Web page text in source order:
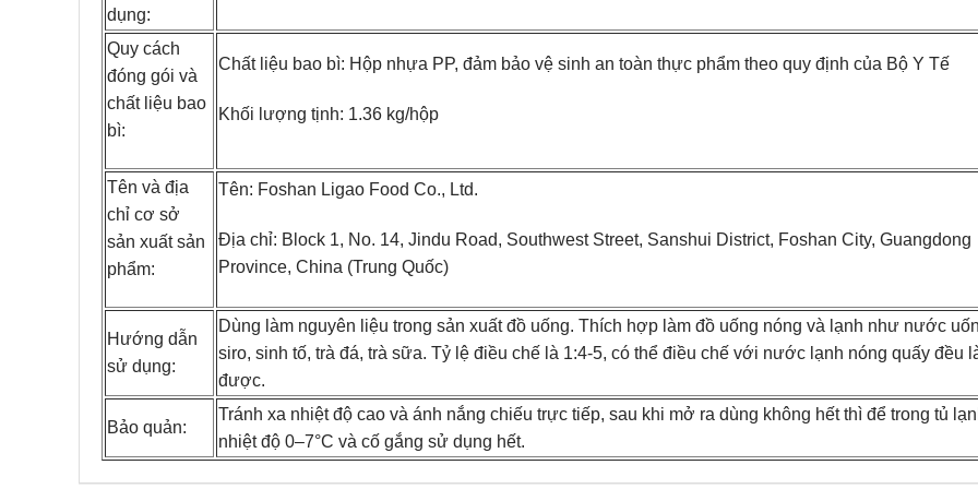
dụng:
Quy cách
đóng gói và
chất liệu bao
bì:
Chất liệu bao bì: Hộp nhựa PP, đảm bảo vệ sinh an toàn thực phẩm theo quy định của Bộ Y Tế
Khối lượng tịnh: 1.36 kg/hộp
Tên và địa
chỉ cơ sở
sản xuất sản
phẩm:
Tên: Foshan Ligao Food Co., Ltd.
Địa chỉ: Block 1, No. 14, Jindu Road, Southwest Street, Sanshui District, Foshan City, Guangdong
Province, China (Trung Quốc)
Hướng dẫn
sử dụng:
Dùng làm nguyên liệu trong sản xuất đồ uống. Thích hợp làm đồ uống nóng và lạnh như nước
siro, sinh tố, trà đá, trà sữa. Tỷ lệ điều chế là 1:4-5, có thể điều chế với nước lạnh nóng quấy đều
được.
Bảo quản:
Tránh xa nhiệt độ cao và ánh nắng chiếu trực tiếp, sau khi mở ra dùng không hết thì để trong tủ
nhiệt độ 0–7°C và cố gắng sử dụng hết.